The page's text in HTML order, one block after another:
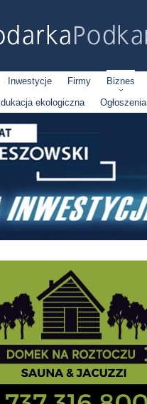
Inwestycje Firmy Biznes
ekologiczna Ogłoszenia